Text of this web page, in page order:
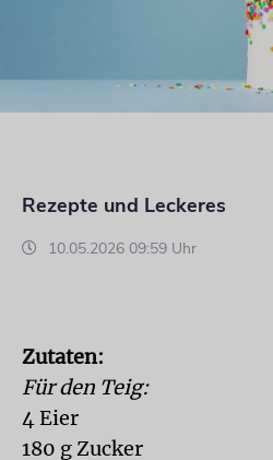
Rezepte und Leckeres
10.05.2026 09:59 Uhr
Zutaten:
Für den Teig:
4 Eier
180 g Zucker